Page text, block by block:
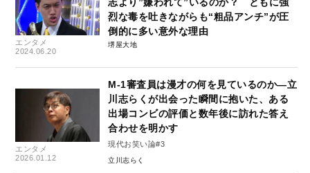
エンタメ
2024.06.20
烈な毒を吐きながらも“粗品アンチ”が圧
倒的に多い意外な理由
堺屋大地
エンタメ
2026.01.12
M-1審査員は漫才の何を見ているのか―立
川志らくが出会った瞬間に抱いた、ある
出場コンビの評価と数年後に訪れた答え
合わせを明かす
現代お笑い論#3
立川志らく